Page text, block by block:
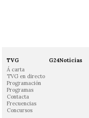
TVG
Á carta
TVG en directo
Programación
Programas
Contacta
Frecuencias
Concursos
G24Noticias